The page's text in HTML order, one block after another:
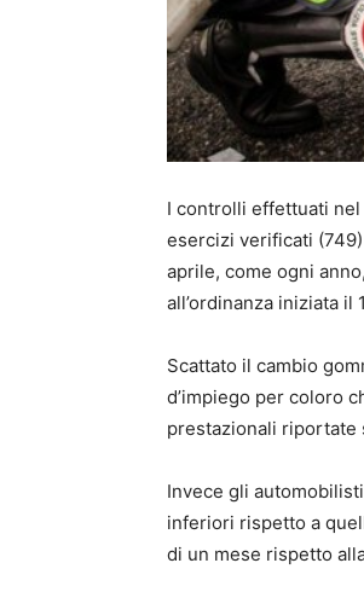
I controlli effettuati nel
esercizi verificati
aprile, come ogni
all’ordinanza iniziata il
Scattato il cambio
d’impiego per coloro
prestazionali
Invece gli
inferiori rispetto a
di un mese rispetto